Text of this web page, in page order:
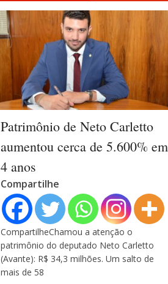
Patrimônio de Neto Carletto
aumentou cerca de 5.600% em
4 anos
Compartilhe
CompartilheChamou a atenção o
patrimônio do deputado Neto Carletto
(Avante): R$ 34,3 milhões. Um salto de
mais de 58